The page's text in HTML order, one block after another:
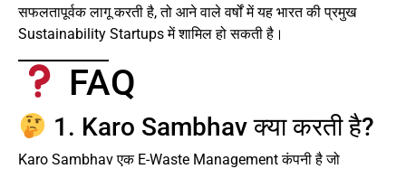
सफलतापूर्वक लागू करती है, तो आने वाले वर्षों में यह भारत की प्रमुख
Sustainability Startups में शामिल हो सकती है।
FAQ
1. Karo Sambhav क्या करती है?
Karo Sambhav एक E-Waste Management कंपनी है जो